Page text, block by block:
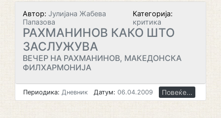
Автор: Јулијана Жабева
Папазова
Категорија:
критика
РАХМАНИНОВ КАКО ШТО
ЗАСЛУЖУВА
ВЕЧЕР НА РАХМАНИНОВ, МАКЕДОНСКА
ФИЛХАРМОНИЈА
Периодика: Дневник Датум: 06.04.2009 Повеќе...